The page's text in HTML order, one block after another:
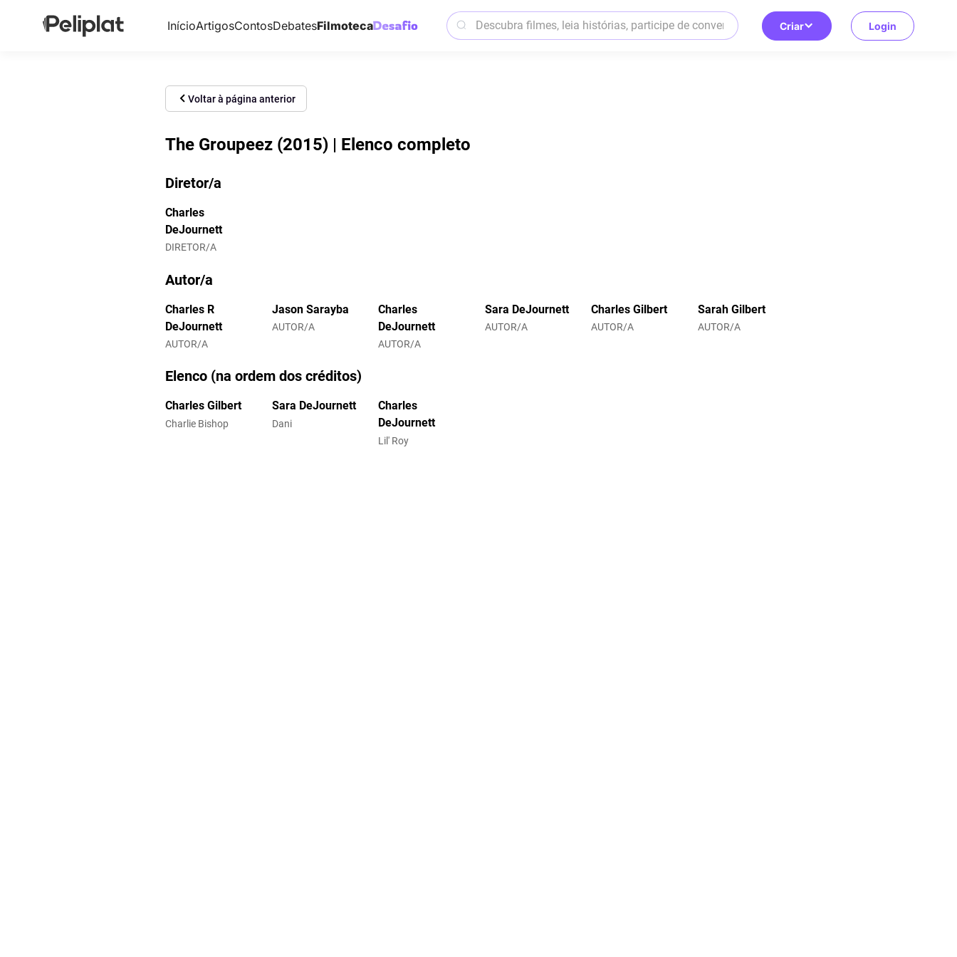
InícioArtigosContosDebatesFilmoteca Criar Login
Voltar à página anterior
The Groupeez (2015) | Elenco completo
Diretor/a
Charles
DeJournett
DIRETOR/A
Autor/a
Charles R
DeJournett
AUTOR/A
Jason Sarayba
AUTOR/A
Charles
DeJournett
AUTOR/A
Sara DeJournett
AUTOR/A
Charles Gilbert
AUTOR/A
Sarah Gilbert
AUTOR/A
Elenco (na ordem dos créditos)
Charles Gilbert
Charlie Bishop
Sara DeJournett
Dani
Charles
DeJournett
Lil' Roy